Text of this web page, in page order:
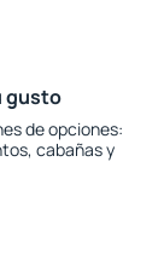
gusto
de opciones:
cabañas y